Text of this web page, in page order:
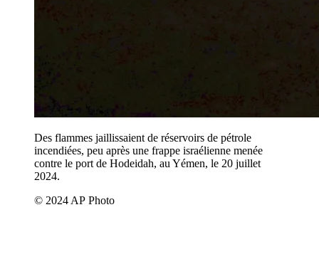
Des flammes jaillissaient de réservoirs de pétrole
incendiées, peu après une frappe israélienne menée
contre le port de Hodeidah, au Yémen, le 20 juillet
2024.
© 2024 AP Photo